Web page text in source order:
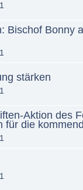
Bischof Bonny
stärken
Aktion des
für die